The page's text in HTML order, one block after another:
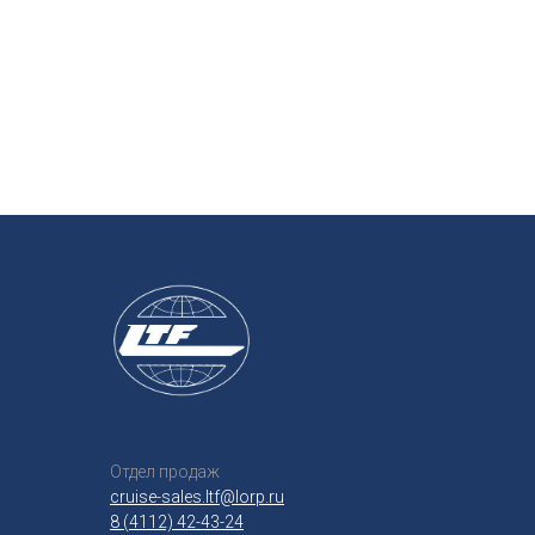
Отдел продаж
cruise-sales.ltf@lorp.ru
8 (4112) 42-43-24